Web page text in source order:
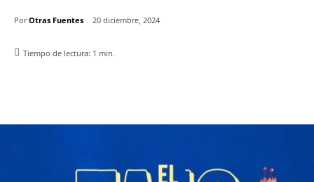
Por Otras Fuentes 20 diciembre, 2024
Tiempo de lectura: 1 min.